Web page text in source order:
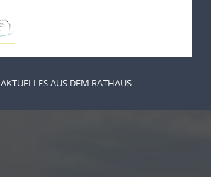
AKTUELLES AUS DEM RATHAUS